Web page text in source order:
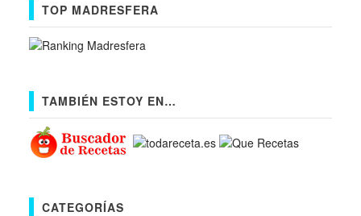
TOP MADRESFERA
TAMBIÉN ESTOY EN…
CATEGORÍAS